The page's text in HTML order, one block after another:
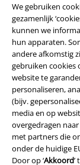
We gebruiken
gezamenlijk
kunnen we
hun apparaten.
andere afkomstig
gebruiken cookies
website te
personaliseren,
(bijv.
media en op
overgedragen
met partners die
onder de huidige
Door op ‘Akkoord
Legal
Algemene